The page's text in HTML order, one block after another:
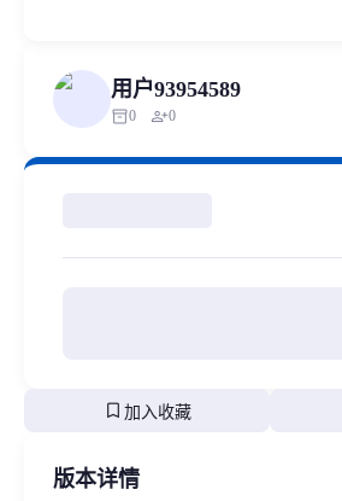
用户93954589
inventory_20 person_add0
bookmark 加入收藏
版本详情